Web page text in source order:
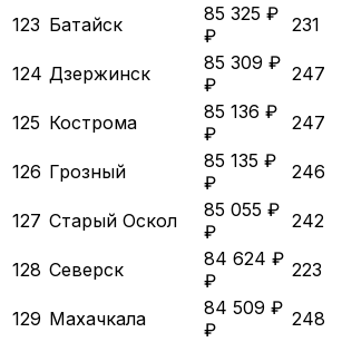
123 Батайск
85 325 ₽
₽
231
124 Дзержинск
85 309 ₽
₽
247
125 Кострома
85 136 ₽
₽
247
126 Грозный
85 135 ₽
₽
246
127 Старый Оскол
85 055 ₽
₽
242
128 Северск
84 624 ₽
₽
223
129 Махачкала
84 509 ₽
₽
248